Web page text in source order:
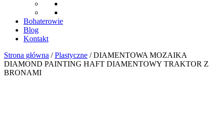
Bohaterowie
Blog
Kontakt
Strona główna /Plastyczne / DIAMENTOWA MOZAIKA
DIAMOND PAINTING HAFT DIAMENTOWY TRAKTOR Z
BRONAMI